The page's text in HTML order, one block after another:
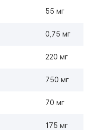
55 мг
0,75 мг
220 мг
750 мг
70 мг
175 мг